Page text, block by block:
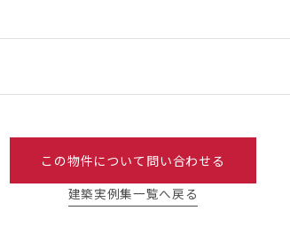
この物件について問い合わせる
建築実例集一覧へ戻る